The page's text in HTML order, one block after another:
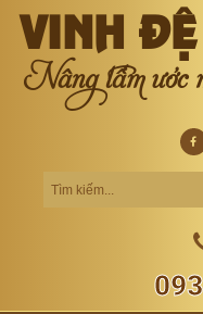
VINH ĐỆ
Nâng tầm ước